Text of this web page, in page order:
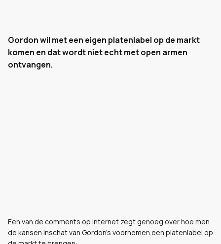
Gordon wil met een eigen platenlabel op de markt
komen en dat wordt niet echt met open armen
ontvangen.
Een van de comments op internet zegt genoeg over hoe men
de kansen inschat van Gordon's voornemen een platenlabel op